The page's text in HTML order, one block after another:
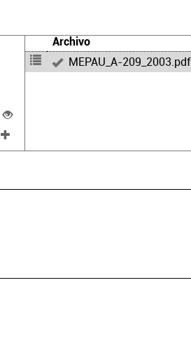
Archivo
MEPAU_A-209_2003.pdf